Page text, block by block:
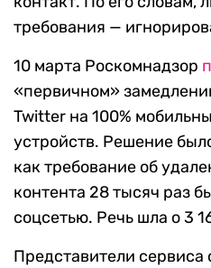
требования —
10 марта Роскомнадзор
«первичном»
Twitter на 100%
устройств. Решение
как требование об
контента 28 тысяч раз
соцсетью. Речь шла о 3
Представители сервиса